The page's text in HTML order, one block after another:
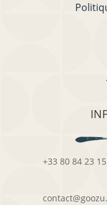
+33 80 84 23 15